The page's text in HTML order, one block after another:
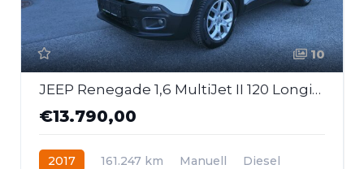
10
JEEP Renegade 1,6 MultiJet II 120 Longitude
€13.790,00
2017 161.247 km Manuell
Diesel